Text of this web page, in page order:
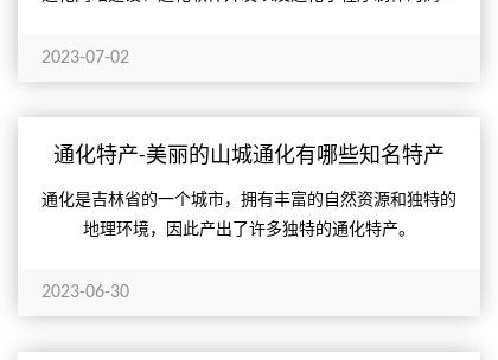
2023-07-02
通化特产-美丽的山城通化有哪些知名特产
呢？
通化是吉林省的一个城市，拥有丰富的自然资源和独特的
地理环境，因此产出了许多独特的通化特产。
2023-06-30